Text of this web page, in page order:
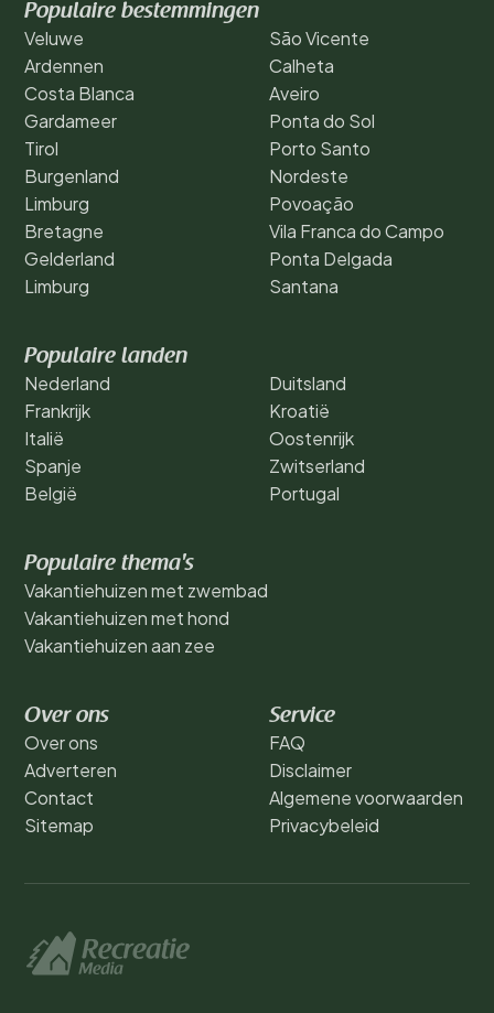
Populaire bestemmingen
Veluwe
Ardennen
Costa Blanca
Gardameer
Tirol
Burgenland
Limburg
Bretagne
Gelderland
Limburg
São Vicente
Calheta
Aveiro
Ponta do Sol
Porto Santo
Nordeste
Povoação
Vila Franca do Campo
Ponta Delgada
Santana
Populaire landen
Nederland
Frankrijk
Italië
Spanje
België
Duitsland
Kroatië
Oostenrijk
Zwitserland
Portugal
Populaire thema's
Vakantiehuizen met zwembad
Vakantiehuizen met hond
Vakantiehuizen aan zee
Over ons
Over ons
Adverteren
Contact
Sitemap
Service
FAQ
Disclaimer
Algemene voorwaarden
Privacybeleid